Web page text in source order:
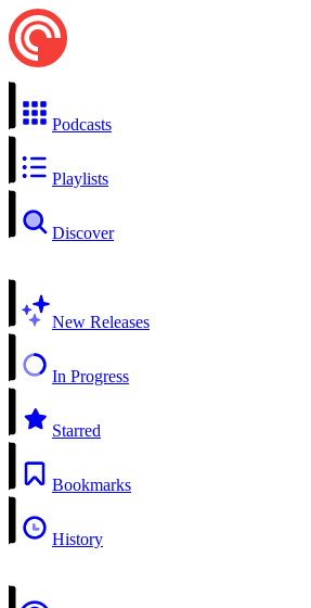
Podcasts
Playlists
Discover
New Releases
In Progress
Starred
Bookmarks
History